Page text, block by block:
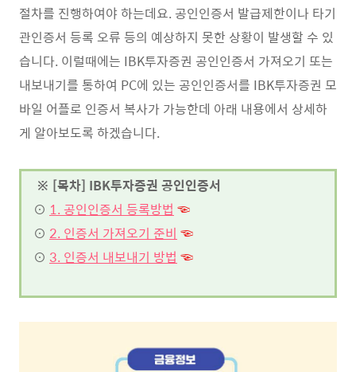
절차를 진행하여야 하는데요. 공인인증서 발급제한이나 타기
관인증서 등록 오류 등의 예상하지 못한 상황이 발생할 수 있
습니다. 이럴때에는 IBK투자증권 공인인증서 가져오기 또는
내보내기를 통하여 PC에 있는 공인인증서를 IBK투자증권 모
바일 어플로 인증서 복사가 가능한데 아래 내용에서 상세하
게 알아보도록 하겠습니다.
※ [목차] IBK투자증권 공인인증서
⊙ 1. 공인인증서 등록방법 ☜
⊙ 2. 인증서 가져오기 준비 ☜
⊙ 3. 인증서 내보내기 방법 ☜